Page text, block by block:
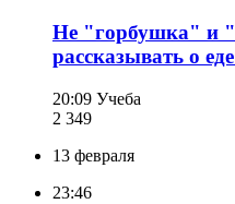
Не "горбушка" и
рассказывать о
20:09 Учеба
2 349
13 февраля
23:46